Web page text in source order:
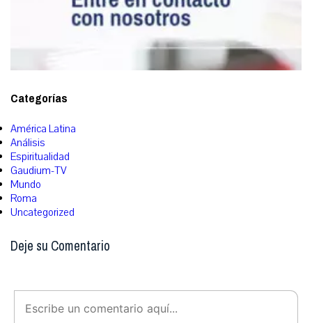
Categorías
América Latina
Análisis
Espiritualidad
Gaudium-TV
Mundo
Roma
Uncategorized
Deje su Comentario